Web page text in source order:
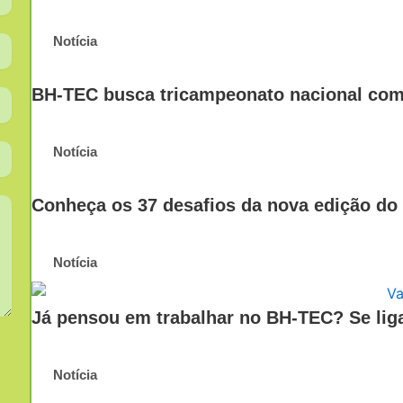
Notícia
BH-TEC busca tricampeonato nacional
Notícia
Conheça os 37 desafios da nova edição do
Notícia
Já pensou em trabalhar no BH-TEC? Se
Notícia